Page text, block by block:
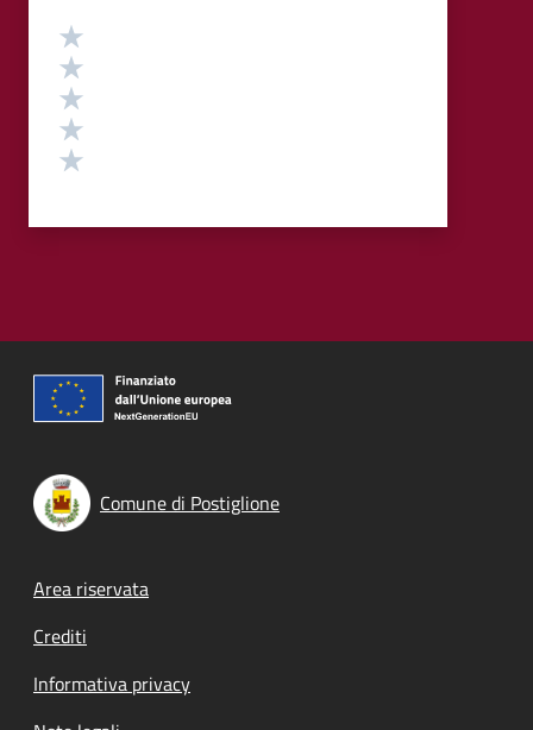
Valutazione
Comune di Postiglione
Footer menu
Area riservata
Crediti
Informativa privacy